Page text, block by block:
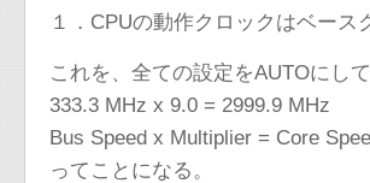
１．CPUの動作クロックはベー
これを、全ての設定をAUTOにし
333.3 MHz x 9.0 = 2999.9 MHz
Bus Speed x Multiplier = Core
ってことになる。